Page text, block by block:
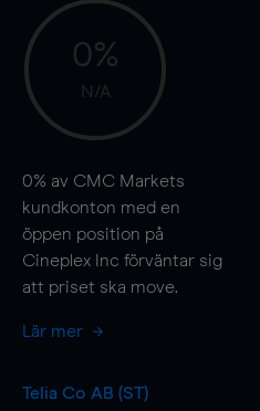
0%
N/A
0% av CMC Markets
kundkonton med en
öppen position på
Cineplex Inc förväntar sig
att priset ska move.
Lär mer
Telia Co AB (ST)